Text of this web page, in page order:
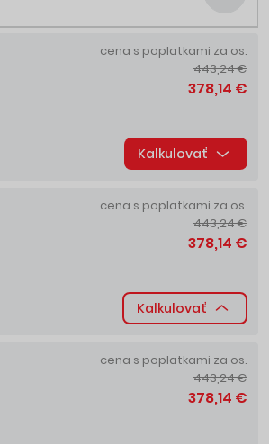
cena s poplatkami za os.
443,24 €
378,14 €
Kalkulovať
cena s poplatkami za os.
443,24 €
378,14 €
Kalkulovať
cena s poplatkami za os.
443,24 €
378,14 €